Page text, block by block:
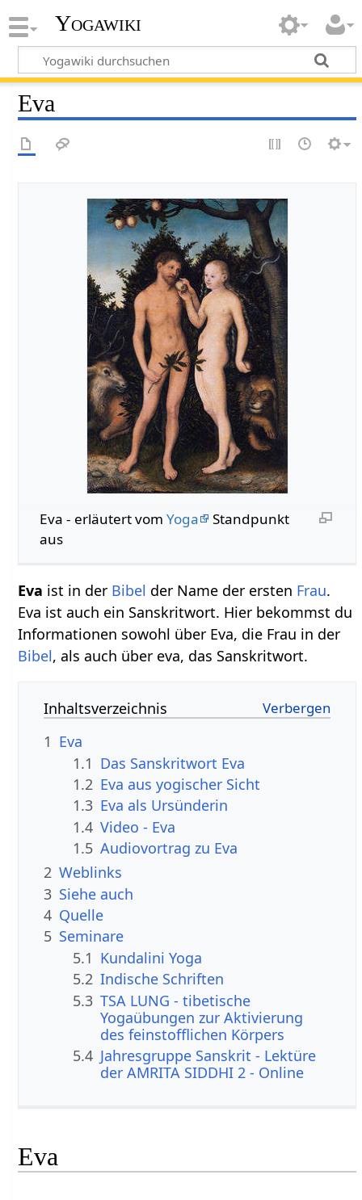
Yogawiki
Eva
Eva - erläutert vom Yoga
Standpunkt
aus
Eva ist in der Bibel der Name der ersten Frau.
Eva ist auch ein Sanskritwort. Hier bekommst du
Informationen sowohl über Eva, die Frau in der
Bibel, als auch über eva, das Sanskritwort.
Inhaltsverzeichnis
1 Eva
1.1 Das Sanskritwort Eva
1.2 Eva aus yogischer Sicht
1.3 Eva als Ursünderin
1.4 Video - Eva
1.5 Audiovortrag zu Eva
2 Weblinks
3 Siehe auch
4 Quelle
5 Seminare
5.1 Kundalini Yoga
5.2 Indische Schriften
5.3 TSA LUNG - tibetische
Yogaübungen zur Aktivierung
des feinstofflichen Körpers
5.4 Jahresgruppe Sanskrit - Lektüre
der AMRITA SIDDHI 2 - Online
Eva